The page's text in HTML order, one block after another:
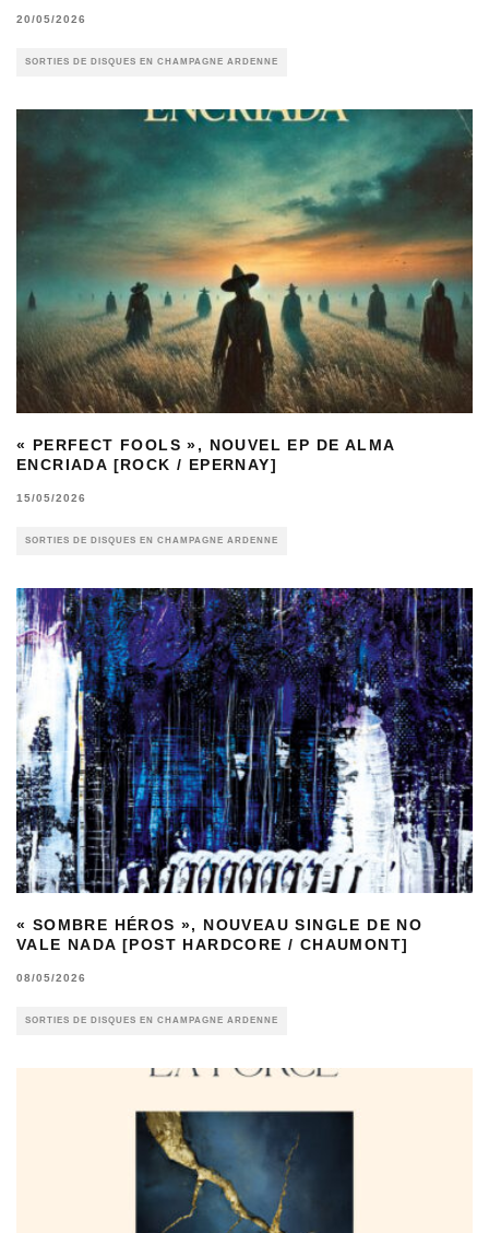
20/05/2026
SORTIES DE DISQUES EN CHAMPAGNE ARDENNE
« PERFECT FOOLS », NOUVEL EP DE ALMA
ENCRIADA [ROCK / EPERNAY]
15/05/2026
SORTIES DE DISQUES EN CHAMPAGNE ARDENNE
« SOMBRE HÉROS », NOUVEAU SINGLE DE NO
VALE NADA [POST HARDCORE / CHAUMONT]
08/05/2026
SORTIES DE DISQUES EN CHAMPAGNE ARDENNE